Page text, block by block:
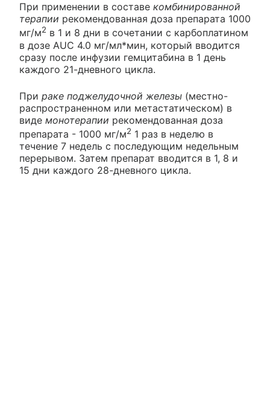
При применении в составе комбинированной
терапии рекомендованная доза препарата 1000
мг/м2 в 1 и 8 дни в сочетании с карбоплатином
в дозе AUC 4.0 мг/мл*мин, который вводится
сразу после инфузии гемцитабина в 1 день
каждого 21-дневного цикла.
При раке поджелудочной железы (местно-
распространенном или метастатическом) в
виде монотерапии рекомендованная доза
препарата - 1000 мг/м2 1 раз в неделю в
течение 7 недель с последующим недельным
перерывом. Затем препарат вводится в 1, 8 и
15 дни каждого 28-дневного цикла.